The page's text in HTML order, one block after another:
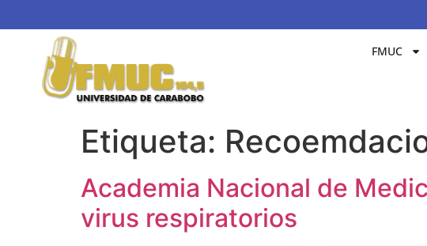
FMUC
Etiqueta:
Academia Nacional de
virus respiratorios